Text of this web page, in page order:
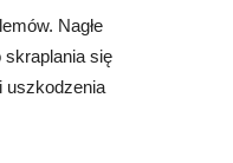
Nagłe
skraplania się
uszkodzenia